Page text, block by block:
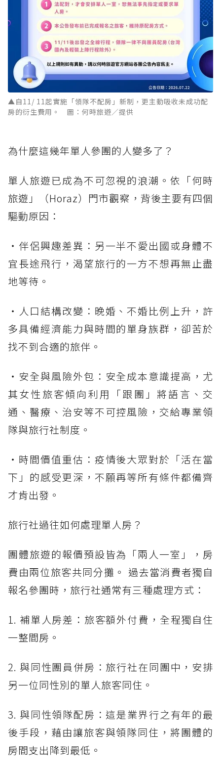
▲自11/ 11起實施「領隊不配房」新制，更主動吸收未成功配
房的衍生費用。 圖：何時旅遊／提供
為什麼這幾年單人參團的人變多了？
單人旅遊已成為不可忽視的浪潮。依「何時
旅遊」（Horaz）門市觀察，背後主要有四個
驅動原因：
・伴侶興趣差異：另一半不愛出國或身體不
宜長途飛行，渴望旅行的一方不想再無止盡
地等待。
・人口結構改變：晚婚、不婚比例上升，許
多具備經濟能力與時間的單身族群，卻苦於
找不到合適的旅伴。
・安全與風險外包：安全成本意識提高，尤
其女性旅客傾向利用「跟團」將語言、交
通、醫療、治安等不可控風險，交給專業領
隊與旅行社制度。
・時間價值重估：疫情後大眾對於「活在當
下」的感受更深，不願再等所有條件都備齊
才肯出發。
旅行社過往如何處理單人房？
團體旅遊的報價預設皆為「兩人一室」，房
費由兩位旅客共同分攤。 過去當消費者獨自
報名參團時，旅行社通常有三種處理方式：
1. 補單人房差：旅客額外付費，全程獨自住
一整間房。
2. 與同性團員併房：旅行社在同團中，安排
另一位同性別的單人旅客同住。
3. 與同性領隊配房：這是業界行之有年的最
後手段，藉由讓旅客與領隊同住，將團體的
房間支出降到最低。